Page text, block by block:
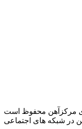
مرکزآهن محفوظ است
در شبکه های اجتماعی